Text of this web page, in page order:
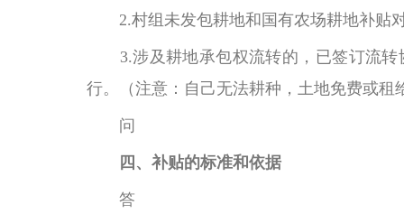
2.村组未发包耕地和国有农场耕地补贴
3.涉及耕地承包权流转的，已签订流转
行。（注意：自己无法耕种，土地免费或
问
四、补贴的标准和依据
答